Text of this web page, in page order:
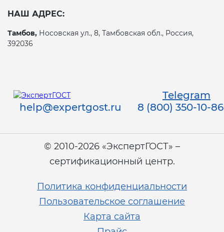
НАШ АДРЕС:
Тамбов, Носовская ул., 8, Тамбовская обл., Россия,
392036
Telegram
help@expertgost.ru
8 (800) 350-10-86
© 2010-2026 «ЭкспертГОСТ» –
сертификационный центр.
Политика конфиденциальности
Пользовательское соглашение
Карта сайта